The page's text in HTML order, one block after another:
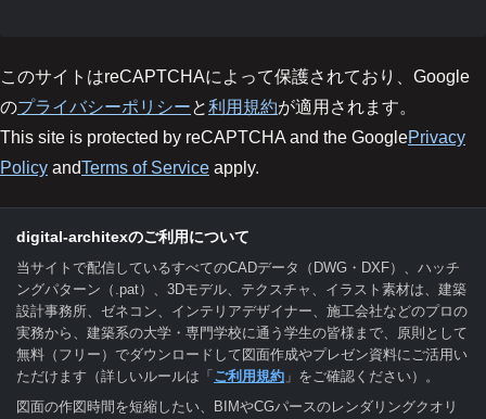
このサイトはreCAPTCHAによって保護されており、Google
のプライバシーポリシーと利用規約が適用されます。
This site is protected by reCAPTCHA and the GooglePrivacy
Policy andTerms of Service apply.
digital-architexのご利用について
当サイトで配信しているすべてのCADデータ（DWG・DXF）、ハッチ
ングパターン（.pat）、3Dモデル、テクスチャ、イラスト素材は、建築
設計事務所、ゼネコン、インテリアデザイナー、施工会社などのプロの
実務から、建築系の大学・専門学校に通う学生の皆様まで、原則として
無料（フリー）でダウンロードして図面作成やプレゼン資料にご活用い
ただけます（詳しいルールは「 ご利用規約 」をご確認ください）。
図面の作図時間を短縮したい、BIMやCGパースのレンダリングクオリ